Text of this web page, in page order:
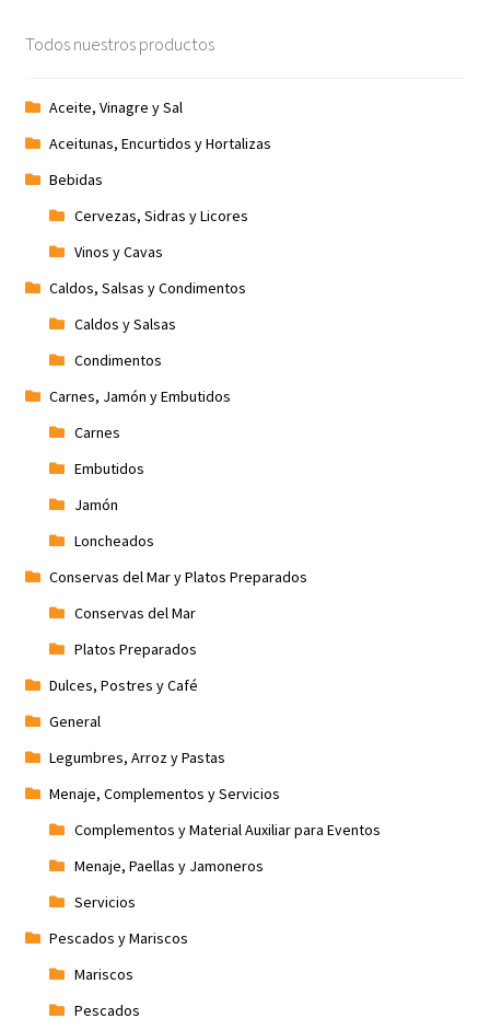
Promociones
Términos y condiciones
Tienda
Todos nuestros productos
Aceite, Vinagre y Sal
Aceitunas, Encurtidos y Hortalizas
Bebidas
Cervezas, Sidras y Licores
Vinos y Cavas
Caldos, Salsas y Condimentos
Caldos y Salsas
Condimentos
Carnes, Jamón y Embutidos
Carnes
Embutidos
Jamón
Loncheados
Conservas del Mar y Platos Preparados
Conservas del Mar
Platos Preparados
Dulces, Postres y Café
General
Legumbres, Arroz y Pastas
Menaje, Complementos y Servicios
Complementos y Material Auxiliar para Eventos
Menaje, Paellas y Jamoneros
Servicios
Pescados y Mariscos
Mariscos
Pescados